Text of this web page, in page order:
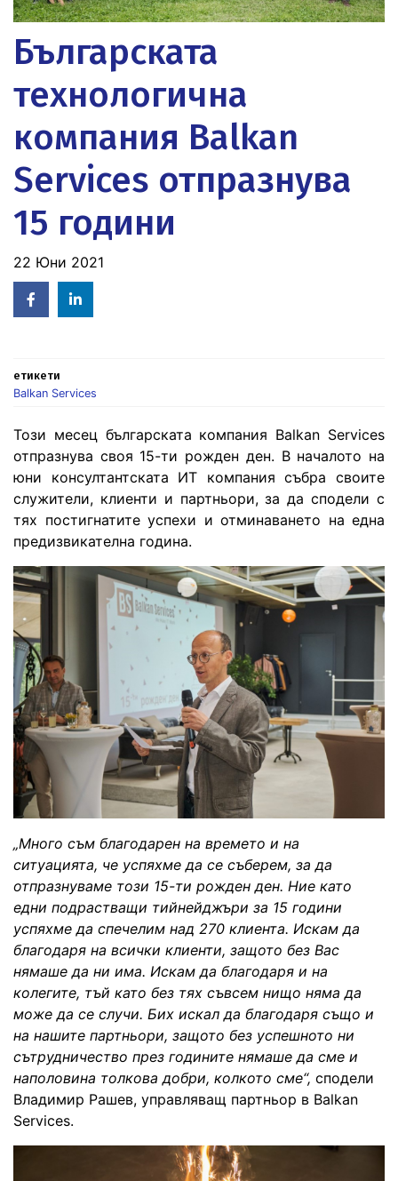
Българската
технологична
компания Balkan
Services отпразнува
15 години
22 Юни 2021
Facebook
in
етикети
Balkan Services
Този месец българската компания Balkan Services
отпразнува своя 15-ти рожден ден. В началото на
юни консултантската ИТ компания събра своите
служители, клиенти и партньори, за да сподели с
тях постигнатите успехи и отминаването на една
предизвикателна година.
„Много съм благодарен на времето и на
ситуацията, че успяхме да се съберем, за да
отпразнуваме този 15-ти рожден ден. Ние като
едни подрастващи тийнейджъри за 15 години
успяхме да спечелим над 270 клиента. Искам да
благодаря на всички клиенти, защото без Вас
нямаше да ни има. Искам да благодаря и на
колегите, тъй като без тях съвсем нищо няма да
може да се случи. Бих искал да благодаря също и
на нашите партньори, защото без успешното ни
сътрудничество през годините нямаше да сме и
наполовина толкова добри, колкото сме“, сподели
Владимир Рашев, управляващ партньор в Balkan
Services.